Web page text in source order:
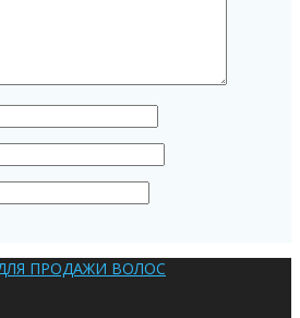
ПРОДАЖИ ВОЛОС